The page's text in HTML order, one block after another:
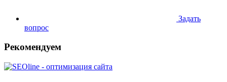
Задать
вопрос
Рекомендуем